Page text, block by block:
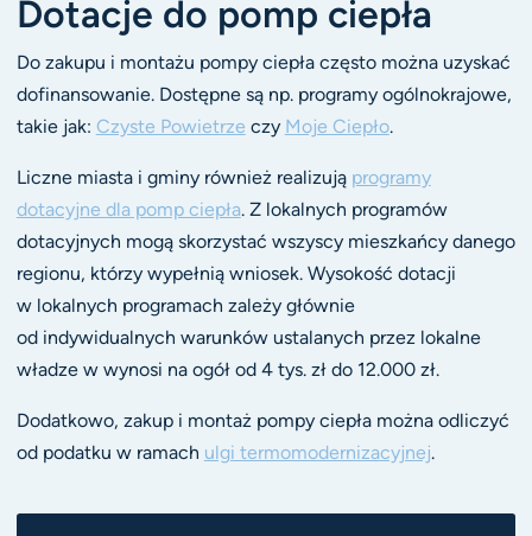
Dotacje do pomp ciepła
Do zakupu i montażu pompy ciepła często można uzyskać
dofinansowanie. Dostępne są np. programy ogólnokrajowe,
takie jak: Czyste Powietrze czy Moje Ciepło.
Liczne miasta i gminy również realizują programy
dotacyjne dla pomp ciepła. Z lokalnych programów
dotacyjnych mogą skorzystać wszyscy mieszkańcy danego
regionu, którzy wypełnią wniosek. Wysokość dotacji
w lokalnych programach zależy głównie
od indywidualnych warunków ustalanych przez lokalne
władze w wynosi na ogół od 4 tys. zł do 12.000 zł.
Dodatkowo, zakup i montaż pompy ciepła można odliczyć
od podatku w ramach ulgi termomodernizacyjnej.